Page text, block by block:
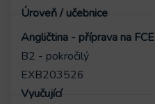
Angličtina - příprava na FCE
B2 - pokročilý
EXB203526